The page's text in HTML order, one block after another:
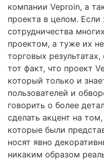
компании Veproin, а
проекта в целом.
сотрудничества
проектом, а туже их
торговых
тот факт, что проект
который только и
пользователей и
говорить о более
сделать акцент на
которые были
носят явно
никаким образом